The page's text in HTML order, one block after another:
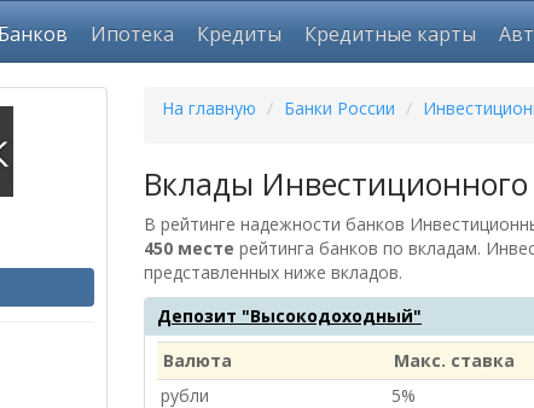
Ипотека Кредиты Кредитные карты
На главную / Банки России /
Вклады
В рейтинге надежности банков
450 месте рейтинга банков по вкладам.
представленных ниже вкладов.
Депозит "Высокодоходный"
Валюта
Макс. ставка
рубли
5%